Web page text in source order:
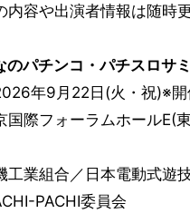
内容や出演者情報は随時
のパチンコ・パチスロサ
年9月22日(火・祝)※開
国際フォーラムホールE(
工業組合／日本電動式遊
PACHI委員会